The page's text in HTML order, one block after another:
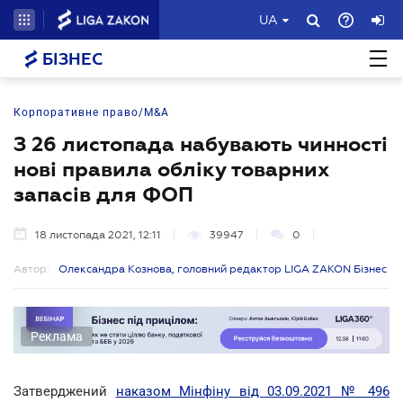
UA
БІЗНЕС
Корпоративне право/M&A
З 26 листопада набувають чинності
нові правила обліку товарних
запасів для ФОП
18 листопада 2021, 12:11 39947 0
Автор: Олександра Кознова, головний редактор LIGA ZAKON Бізнес
Реклама
Затверджений наказом Мінфіну від 03.09.2021 № 496